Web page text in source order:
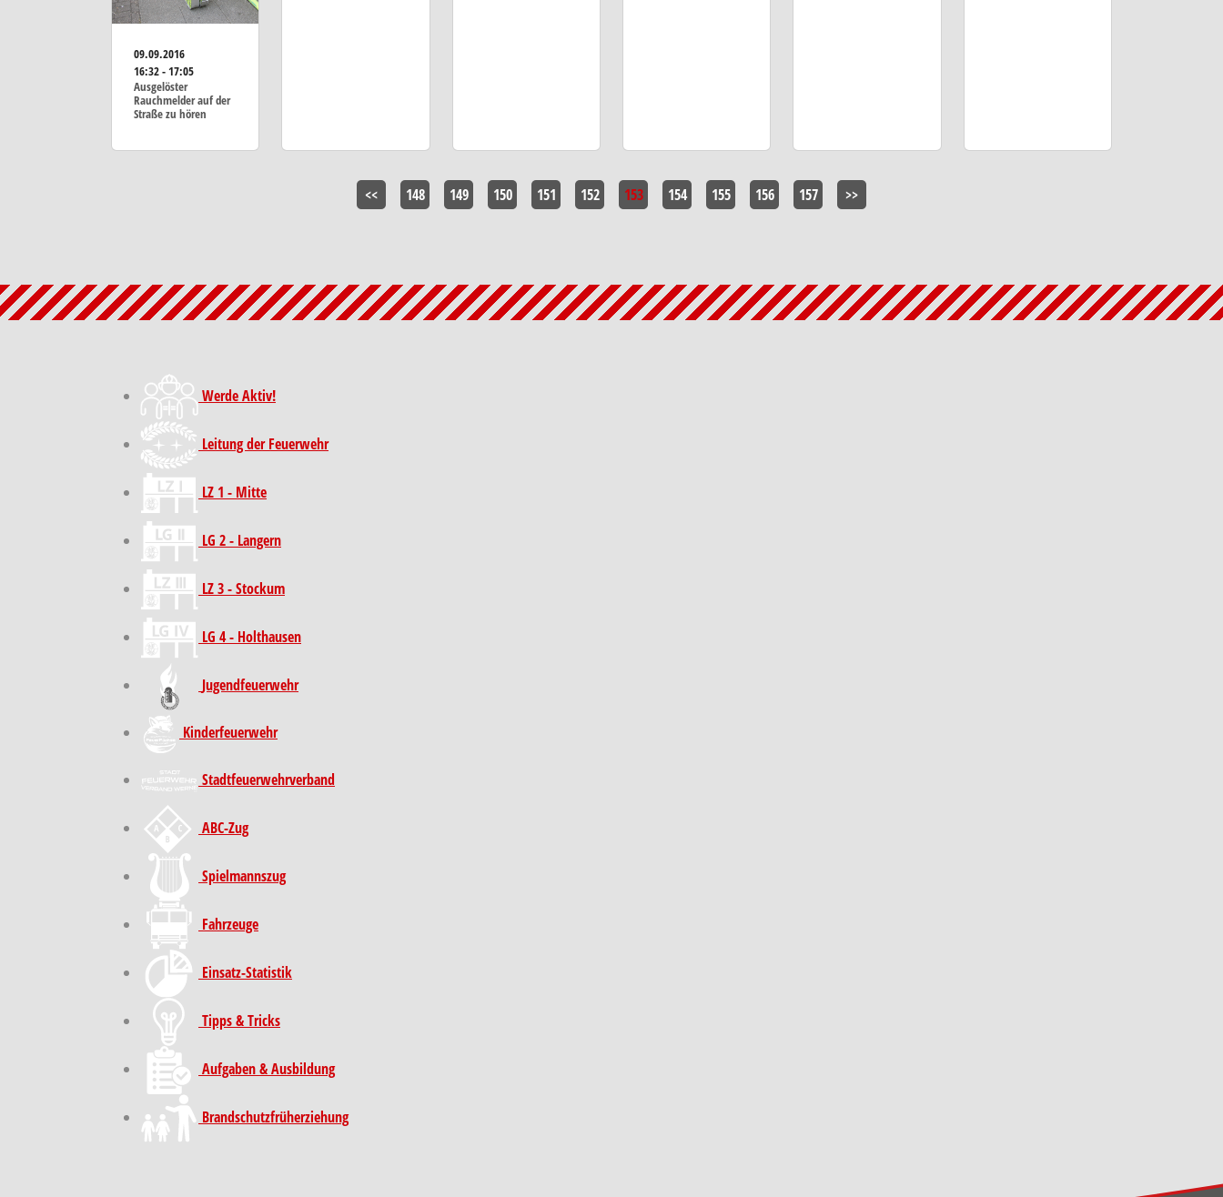
09.09.2016
16:32 - 17:05
Ausgelöster
Rauchmelder auf der
Straße zu hören
<< 148 149 150 151 152 153 154 155 156 157 >>
Werde Aktiv!
Leitung der Feuerwehr
LZ 1 - Mitte
LG 2 - Langern
LZ 3 - Stockum
LG 4 - Holthausen
Jugendfeuerwehr
Kinder­feuer­wehr
Stadt­feuer­wehr­verband
ABC-Zug
Spielmannszug
Fahrzeuge
Einsatz-Statistik
Tipps & Tricks
Aufgaben & Ausbildung
Brand­schutz­früh­erziehung